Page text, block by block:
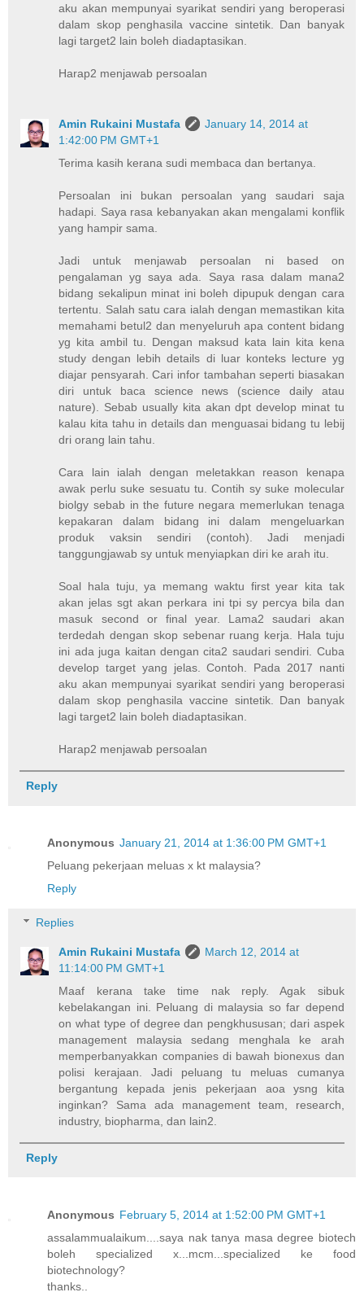
aku akan mempunyai syarikat sendiri yang beroperasi
dalam skop penghasila vaccine sintetik. Dan banyak
lagi target2 lain boleh diadaptasikan.
Harap2 menjawab persoalan
Amin Rukaini Mustafa
January 14, 2014 at
1:42:00 PM GMT+1
Terima kasih kerana sudi membaca dan bertanya.
Persoalan ini bukan persoalan yang saudari saja
hadapi. Saya rasa kebanyakan akan mengalami konflik
yang hampir sama.
Jadi untuk menjawab persoalan ni based on
pengalaman yg saya ada. Saya rasa dalam mana2
bidang sekalipun minat ini boleh dipupuk dengan cara
tertentu. Salah satu cara ialah dengan memastikan kita
memahami betul2 dan menyeluruh apa content bidang
yg kita ambil tu. Dengan maksud kata lain kita kena
study dengan lebih details di luar konteks lecture yg
diajar pensyarah. Cari infor tambahan seperti biasakan
diri untuk baca science news (science daily atau
nature). Sebab usually kita akan dpt develop minat tu
kalau kita tahu in details dan menguasai bidang tu lebij
dri orang lain tahu.
Cara lain ialah dengan meletakkan reason kenapa
awak perlu suke sesuatu tu. Contih sy suke molecular
biolgy sebab in the future negara memerlukan tenaga
kepakaran dalam bidang ini dalam mengeluarkan
produk vaksin sendiri (contoh). Jadi menjadi
tanggungjawab sy untuk menyiapkan diri ke arah itu.
Soal hala tuju, ya memang waktu first year kita tak
akan jelas sgt akan perkara ini tpi sy percya bila dan
masuk second or final year. Lama2 saudari akan
terdedah dengan skop sebenar ruang kerja. Hala tuju
ini ada juga kaitan dengan cita2 saudari sendiri. Cuba
develop target yang jelas. Contoh. Pada 2017 nanti
aku akan mempunyai syarikat sendiri yang beroperasi
dalam skop penghasila vaccine sintetik. Dan banyak
lagi target2 lain boleh diadaptasikan.
Harap2 menjawab persoalan
Reply
Anonymous January 21, 2014 at 1:36:00 PM GMT+1
Peluang pekerjaan meluas x kt malaysia?
Reply
Replies
Amin Rukaini Mustafa
March 12, 2014 at
11:14:00 PM GMT+1
Maaf kerana take time nak reply. Agak sibuk
kebelakangan ini. Peluang di malaysia so far depend
on what type of degree dan pengkhususan; dari aspek
management malaysia sedang menghala ke arah
memperbanyakkan companies di bawah bionexus dan
polisi kerajaan. Jadi peluang tu meluas cumanya
bergantung kepada jenis pekerjaan aoa ysng kita
inginkan? Sama ada management team, research,
industry, biopharma, dan lain2.
Reply
Anonymous February 5, 2014 at 1:52:00 PM GMT+1
assalammualaikum....saya nak tanya masa degree biotech
boleh specialized x...mcm...specialized ke food
biotechnology?
thanks..